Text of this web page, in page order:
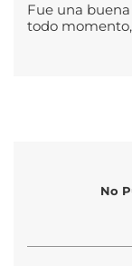
Fue una
todo
No